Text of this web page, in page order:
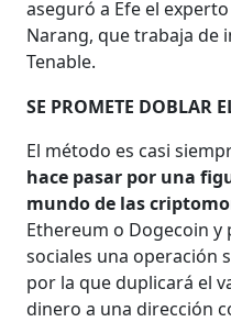
aseguró a Efe el
Narang, que trabaja de
Tenable.
SE PROMETE DOBLAR
El método es casi
hace pasar por una
mundo de las
Ethereum o Dogecoin y
sociales una operación
por la que duplicará el
dinero a una dirección